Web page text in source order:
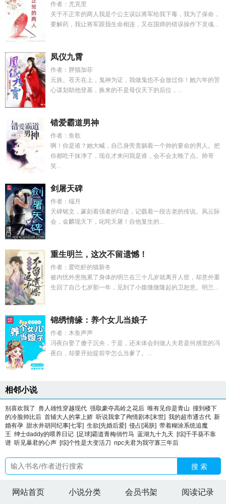
作者：尤克里
关于不正常的两人我是个公主误以将军给我下毒，我为了保命，
要解药，我让将军跟我生命相连，又在国师的错误操作下灵魂...
凤仪九霄
作者：胖猫加菲
元旌。苍天在上，鬼神为证，我做鬼也不会放过你！她六年的苦
心谋划助他登基，换来的不是母仪天下的后位，...
错爱霸道男神
作者：鱼歌
啊！你是谁？她大喊，自己身旁竟躺着一个帅的要命的男人。把
你都吃干抹净了，现在才来问我是谁，会不会太晚了点。帅哥
笑...
剑屠天碑
作者：端月
天碑铭文，篆刻着强者的印迹，记载着一段古老的传说。风云际
会，金麟现天下，叱咤天屠！自他复生的...
重生明兰，这次不留遗憾！
作者：爱吃虾的猫新冬
被内忧外患拖累了身体的明兰在三十几岁就离开人世，却意外重
生回了自己七岁那一年，见到了小腹微微隆起的卫恕意。明兰...
锦绣情缘：养个女儿当娘子
作者：木鱼声声
冯夜白娶了傻子沉央，于是，还未体会到做人夫君是何感觉的冯
夜白，却要开始提前学怎么当爹了。...
相邻小说
别喜欢我了 兽人雄性穿越现代 强取豪夺高岭之花后 唯有见你是青山 撞到楼下
的冷脸帅比后 首辅大人的掌上娇 听说我拿了殉情剧本[末世] 我的超市通古代 新
婚有孕 甜水井胡同纪事[七零] 生欲[先婚后爱] 侵占[渴肤] 带着糊涂系统追魔
王 绅士daddy的喂养日记 [足球]霸道青梅俏竹马 蓝湖九十九天
[综]千手葵不靠
谱 听见暴君的心声 [综]个性是大变活刀 npc夫君为我守寡三年后
搜 索
网站首页 小说分类 会员书架 阅读记录